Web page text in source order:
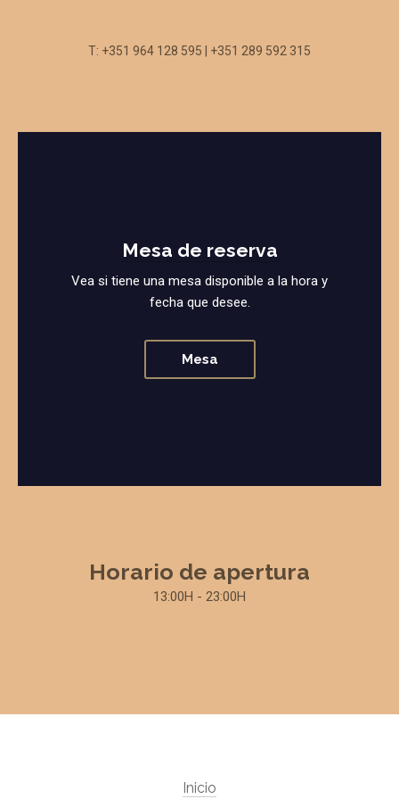
T: +351 964 128 595 | +351 289 592 315
Mesa de reserva
Vea si tiene una mesa disponible a la hora y
fecha que desee.
Mesa
Horario de apertura
13:00H - 23:00H
Inicio